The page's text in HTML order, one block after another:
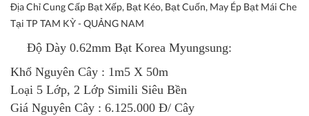
Địa Chỉ Cung Cấp Bạt Xếp, Bạt Kéo, Bạt Cuốn, May Ép Bạt Mái Che
Tại TP TAM KỲ - QUẢNG NAM
Độ Dày 0.62mm Bạt Korea Myungsung:
Khổ Nguyên Cây : 1m5 X 50m
Loại 5 Lớp, 2 Lớp Simili Siêu Bền
Giá Nguyên Cây : 6.125.000 Đ/ Cây